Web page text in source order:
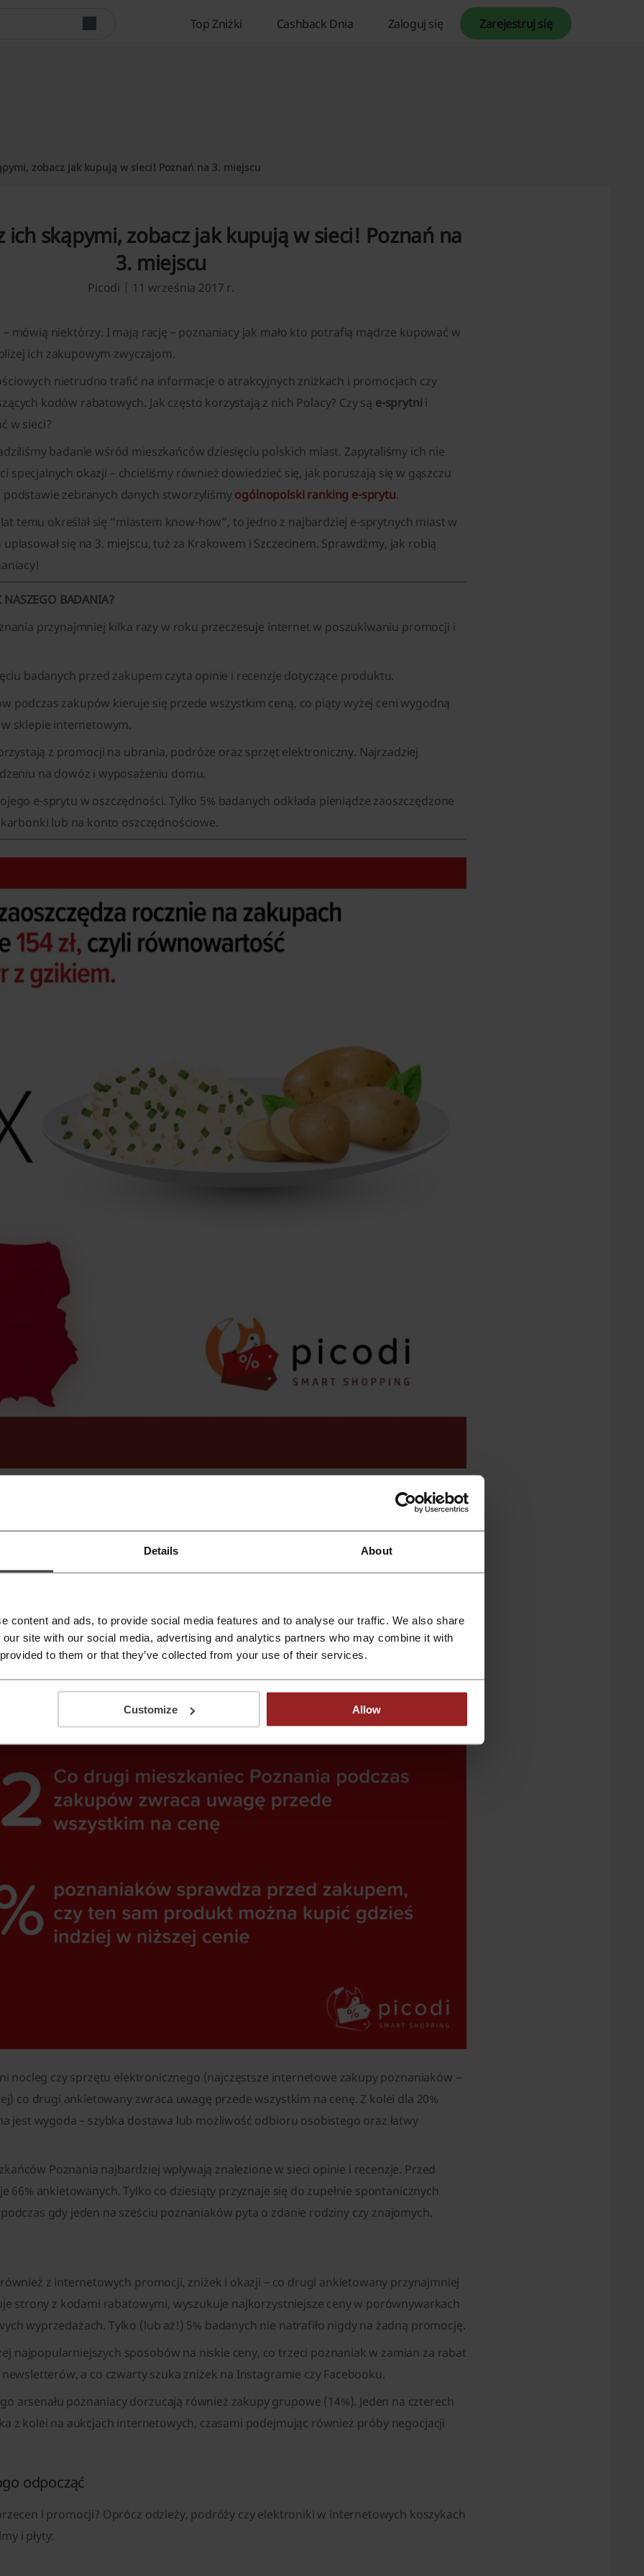
Details About
content and ads, to provide social media features and to analyse our traffic. We also share
site with our social media, advertising and analytics partners who may combine it with
to them or that they’ve collected from your use of their services.
Customize Allow
Top Zniżki Cashback Dnia Zaloguj się Zarejestruj się
zobacz jak kupują w sieci! Poznań na 3. miejscu
ich skąpymi, zobacz jak kupują w sieci! Poznań na
3. miejscu
Picodi 11 września 2017 r.
– mówią niektórzy. I mają rację – poznaniacy jak mało kto potrafią mądrze kupować w
ich zakupowym zwyczajom.
nietrudno trafić na informacje o atrakcyjnych zniżkach i promocjach czy
kodów rabatowych. Jak często korzystają z nich Polacy? Czy są e-sprytni i
w sieci?
badanie wśród mieszkańców dziesięciu polskich miast. Zapytaliśmy ich nie
specjalnych okazji – chcieliśmy również dowiedzieć się, jak poruszają się w gąszczu
zebranych danych stworzyliśmyogólnopolski ranking e-sprytu.
temu określał się “miastem know-how”, to jedno z najbardziej e-sprytnych miast w
się na 3. miejscu, tuż za Krakowem i Szczecinem. Sprawdźmy, jak robią
NASZEGO BADANIA?
przynajmniej kilka razy w roku przeczesuje internet w poszukiwaniu promocji i
badanych przed zakupem czyta opinie i recenzje dotyczące produktu.
podczas zakupów kieruje się przede wszystkim ceną, co piąty wyżej ceni wygodną
sklepie internetowym.
z promocji na ubrania, podróże oraz sprzęt elektroniczny. Najrzadziej
na dowóz i wyposażeniu domu.
e-sprytu w oszczędności. Tylko 5% badanych odkłada pieniądze zaoszczędzone
lub na konto oszczędnościowe.
w internecie?
nie oznacza wcale, że poznaniacy kupują przed monitorem dużo i często.
(73%) spędza na zakupach w sieci mniej niż godzinę w tygodniu. Tylko co czwarty
kilkakrotnie więcej czasu.
co drugi mieszkaniec Poznania wydaje w internecie średnio kilkaset złotych
nie przekracza jednak 300 złotych, choć co ósmy badany przyznaje, że w ciągu
sklepach wydaje przynajmniej pół tysiąca.
wygodnicki
nocleg czy sprzętu elektronicznego (najczęstsze internetowe zakupy poznaniaków –
co drugi ankietowany zwraca uwagę przede wszystkim na cenę. Z kolei dla 20%
jest wygoda – szybka dostawa lub możliwość odbioru osobistego oraz łatwy
Poznania najbardziej wpływają znalezione w sieci opinie i recenzje. Przed
66% ankietowanych. Tylko co dziesiąty przyznaje się do zupełnie spontanicznych
gdy jeden na sześciu poznaniaków pyta o zdanie rodziny czy znajomych.
z internetowych promocji, zniżek i okazji – co drugi ankietowany przynajmniej
strony z kodami rabatowymi, wyszukuje najkorzystniejsze ceny w porównywarkach
wyprzedażach. Tylko (lub aż!) 5% badanych nie natrafiło nigdy na żadną promocję.
najpopularniejszych sposobów na niskie ceny, co trzeci poznaniak w zamian za rabat
a co czwarty szuka zniżek na Instagramie czy Facebooku.
arsenału poznaniacy dorzucają również zakupy grupowe (14%). Jeden na czterech
z kolei na aukcjach internetowych, czasami podejmując również próby negocjacji
odpocząć
i promocji? Oprócz odzieży, podróży czy elektroniki w internetowych koszykach
i płyty: